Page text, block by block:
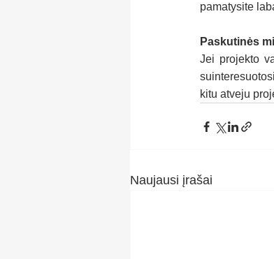
pamatysite
Paskutinės
Jei projekto
kitu atveju
Naujausi įrašai